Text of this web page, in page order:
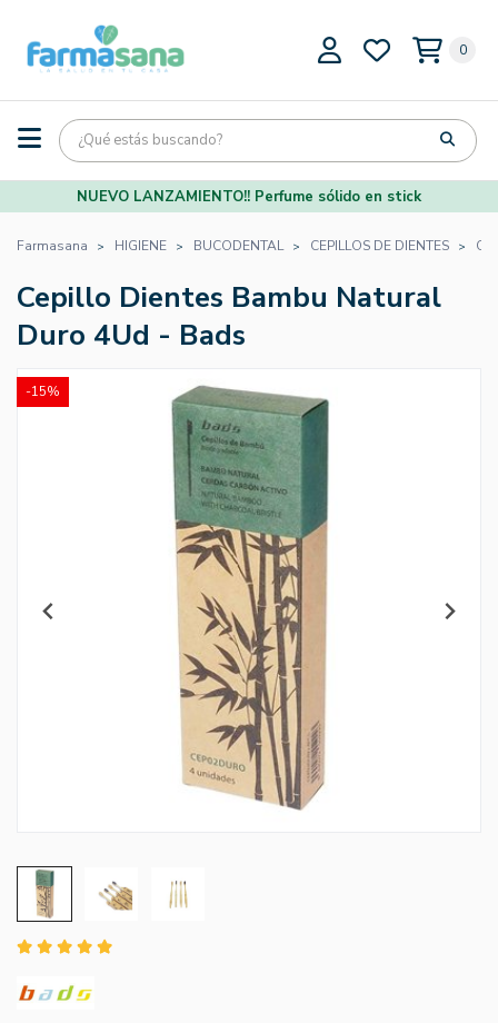
0
NUEVO LANZAMIENTO!! Perfume sólido en stick
Farmasana HIGIENE BUCODENTAL CEPILLOS DE DIENTES
Cepillo Dientes Bambu Natural
Duro 4Ud - Bads
-15%